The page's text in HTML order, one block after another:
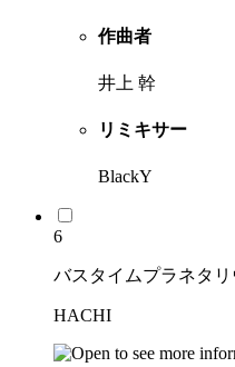
作曲者
井上 幹
リミキサー
BlackY
6
バスタイムプラネタリ
HACHI